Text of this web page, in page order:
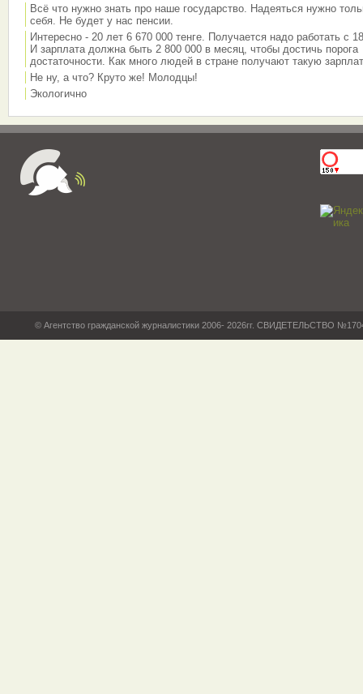
Всё что нужно знать про наше государство. Надеяться нужно
себя. Не будет у нас пенсии.
Интересно - 20 лет 6 670 000 тенге. Получается надо работать с
И зарплата должна быть 2 800 000 в месяц, чтобы достичь порога
достаточности. Как много людей в стране получают такую
Не ну, а что? Круто же! Молодцы!
Экологично
© Агентство гражданской журналистики 2006- 2026гг. СВИДЕТЕЛЬСТВО